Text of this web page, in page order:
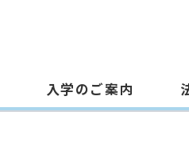
入学のご案内